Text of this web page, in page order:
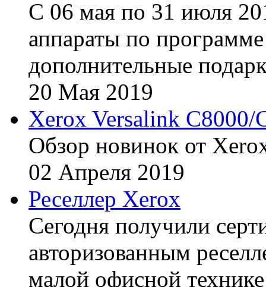
С 06 мая по 31 июля
аппараты по
дополнительные
20 Мая 2019
Xerox Versalink C8000/
Обзор новинок от
02 Апреля 2019
Реселлер Xerox
Сегодня получили
авторизованным
малой офисной